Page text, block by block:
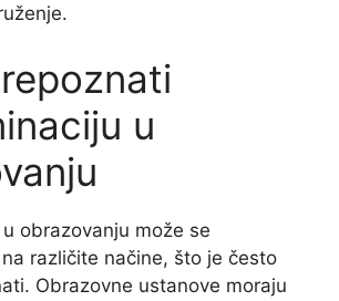
u
obrazovanju može se
različite načine, što je često
Obrazovne ustanove moraju